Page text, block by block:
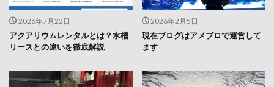
2026年7月22日
アクアリウムレンタルとは？水槽
リースとの違いを徹底解説
2026年2月5日
現在ブログはアメブロで運営して
ます